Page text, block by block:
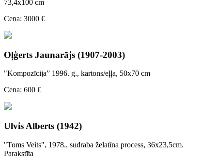
73,4x100 cm
Cena: 3000 €
Oļģerts Jaunarājs (1907-2003)
"Kompozīcija” 1996. g., kartons/eļļa, 50x70 cm
Cena: 600 €
Ulvis Alberts (1942)
"Toms Veits", 1978., sudraba želatīna process, 36x23,5cm.
Parakstīta